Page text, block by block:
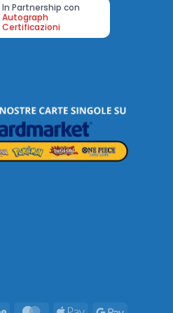
In Partnership con
Autograph
Certificazioni